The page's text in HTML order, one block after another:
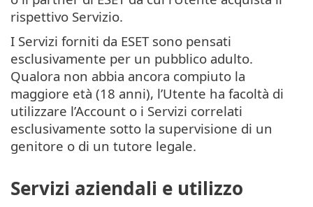
rispettivo Servizio.
I Servizi forniti da ESET sono pensati
esclusivamente per un pubblico adulto.
Qualora non abbia ancora compiuto la
maggiore età (18 anni), l’Utente ha facoltà di
utilizzare l’Account o i Servizi correlati
esclusivamente sotto la supervisione di un
genitore o di un tutore legale.
Servizi aziendali e utilizzo